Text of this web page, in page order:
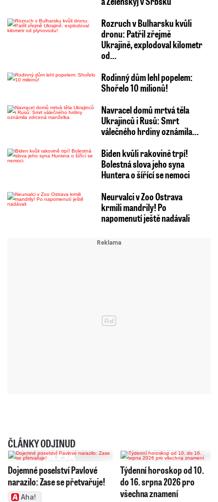
Rozruch v Bulharsku kvůli
dronu: Patřil zřejmě
Ukrajině, explodoval kilometr
od…
Rodinný dům lehl popelem:
Shořelo 10 milionů!
Navracel domů mrtvá těla
Ukrajinců i Rusů: Smrt
válečného hrdiny oznámila…
Biden kvůli rakovině trpí!
Bolestná slova jeho syna
Huntera o šířící se nemoci
Neurvalci v Zoo Ostrava
krmili mandrily! Po
napomenutí ještě nadávali
ČLÁNKY ODJINUD
Dojemné poselství Pavlové
narazilo: Zase se přetvařuje!
Aha!
Týdenní horoskop od 10.
do 16. srpna 2026 pro
všechna znamení